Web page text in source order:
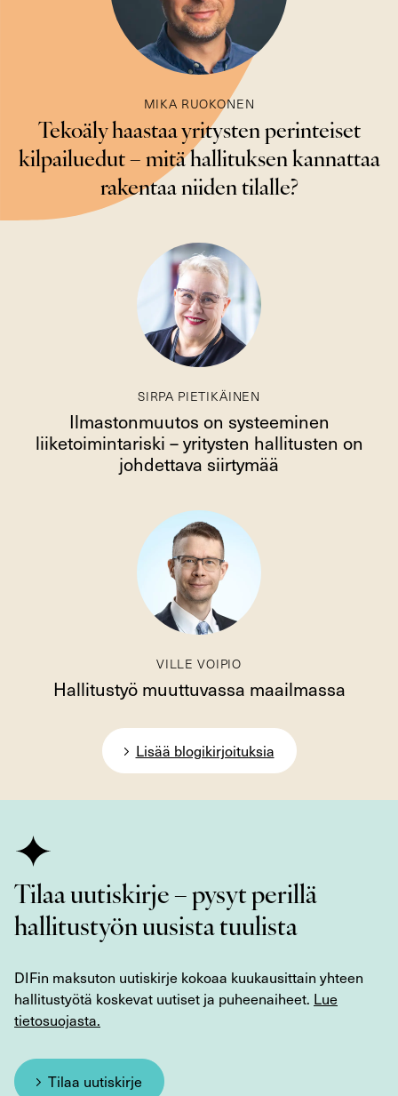
MIKA RUOKONEN
Tekoäly haastaa yritysten perinteiset
kilpailuedut – mitä hallituksen kannattaa
rakentaa niiden tilalle?
SIRPA PIETIKÄINEN
Ilmastonmuutos on systeeminen
liiketoimintariski – yritysten hallitusten on
johdettava siirtymää
VILLE VOIPIO
Hallitustyö muuttuvassa maailmassa
Lisää blogikirjoituksia
Tilaa uutiskirje – pysyt perillä
hallitustyön uusista tuulista
DIFin maksuton uutiskirje kokoaa kuukausittain yhteen
hallitustyötä koskevat uutiset ja puheenaiheet. Lue
tietosuojasta.
Tilaa uutiskirje